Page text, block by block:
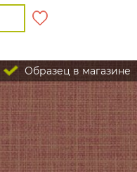
Образец в магазине